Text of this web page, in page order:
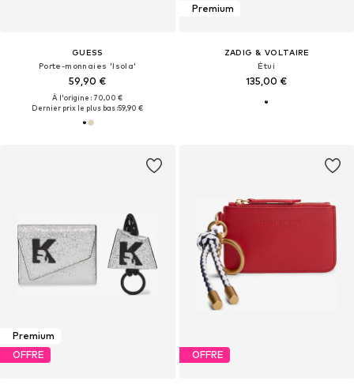
GUESS
Porte-monnaies 'Isola'
59,90 €
À l'origine : 70,00 €
Dernier prix le plus bas :59,90 €
Premium
ZADIG & VOLTAIRE
Étui
135,00 €
Premium
OFFRE
OFFRE